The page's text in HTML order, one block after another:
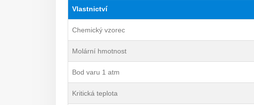
Vlastnictví
Chemický vzorec
Molární hmotnost
Bod varu 1 atm
Kritická teplota